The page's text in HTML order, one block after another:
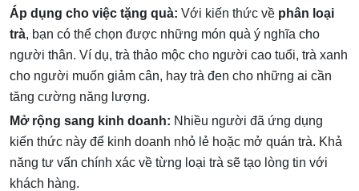
Áp dụng cho việc tặng quà: Với kiến thức về phân loại
trà, bạn có thể chọn được những món quà ý nghĩa cho
người thân. Ví dụ, trà thảo mộc cho người cao tuổi, trà xanh
cho người muốn giảm cân, hay trà đen cho những ai cần
tăng cường năng lượng.
Mở rộng sang kinh doanh: Nhiều người đã ứng dụng
kiến thức này để kinh doanh nhỏ lẻ hoặc mở quán trà. Khả
năng tư vấn chính xác về từng loại trà sẽ tạo lòng tin với
khách hàng.